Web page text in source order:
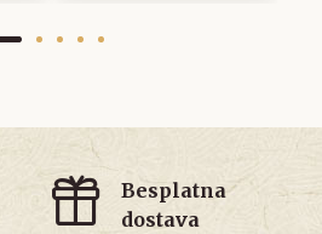
Besplatna
dostava